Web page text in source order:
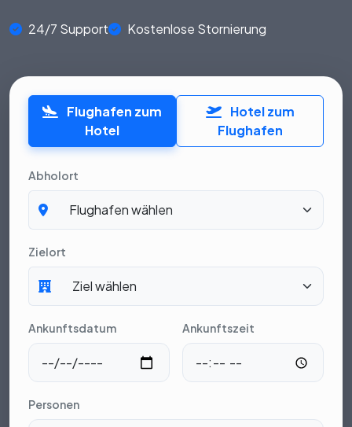
24/7 Support Kostenlose Stornierung
Flughafen zum
Hotel
Hotel zum
Flughafen
Abholort
Zielort
Ankunftsdatum Ankunftszeit
Personen